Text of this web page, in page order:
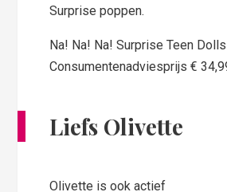
Surprise poppen.
Na! Na! Na! Surprise Teen Dolls
Consumentenadviesprijs €
Liefs Olivette
Olivette is ook actief